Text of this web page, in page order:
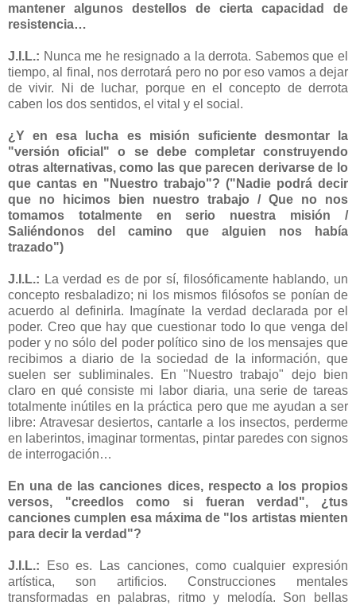
mantener algunos destellos de cierta capacidad de
resistencia…
J.I.L.: Nunca me he resignado a la derrota. Sabemos que el
tiempo, al final, nos derrotará pero no por eso vamos a dejar
de vivir. Ni de luchar, porque en el concepto de derrota
caben los dos sentidos, el vital y el social.
¿Y en esa lucha es misión suficiente desmontar la
"versión oficial" o se debe completar construyendo
otras alternativas, como las que parecen derivarse de lo
que cantas en "Nuestro trabajo"? ("Nadie podrá decir
que no hicimos bien nuestro trabajo / Que no nos
tomamos totalmente en serio nuestra misión /
Saliéndonos del camino que alguien nos había
trazado")
J.I.L.: La verdad es de por sí, filosóficamente hablando, un
concepto resbaladizo; ni los mismos filósofos se ponían de
acuerdo al definirla. Imagínate la verdad declarada por el
poder. Creo que hay que cuestionar todo lo que venga del
poder y no sólo del poder político sino de los mensajes que
recibimos a diario de la sociedad de la información, que
suelen ser subliminales. En "Nuestro trabajo" dejo bien
claro en qué consiste mi labor diaria, una serie de tareas
totalmente inútiles en la práctica pero que me ayudan a ser
libre: Atravesar desiertos, cantarle a los insectos, perderme
en laberintos, imaginar tormentas, pintar paredes con signos
de interrogación…
En una de las canciones dices, respecto a los propios
versos, "creedlos como si fueran verdad", ¿tus
canciones cumplen esa máxima de "los artistas mienten
para decir la verdad"?
J.I.L.:
Eso es. Las canciones, como cualquier expresión
artística, son artificios. Construcciones mentales
transformadas en palabras, ritmo y melodía. Son bellas